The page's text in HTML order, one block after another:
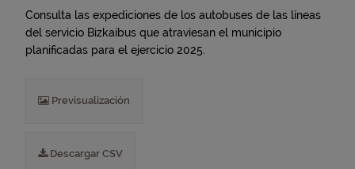
Consulta las expediciones de los autobuses de las líneas
del servicio Bizkaibus que atraviesan el municipio
planificadas para el ejercicio 2025.
Previsualización
Descargar CSV